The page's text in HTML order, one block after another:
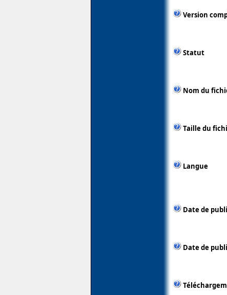
Version
Statut
Nom du
Taille du
Langue
Date de
Date de